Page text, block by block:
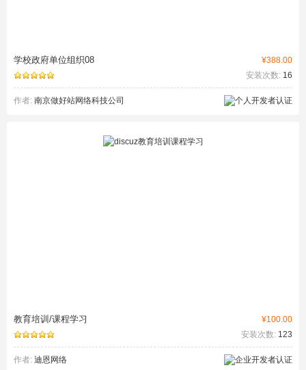
¥388.00
学校政府单位组织08
安装次数: 16
作者: 南京做好站网络科技公司
¥100.00
教育培训/课程学习
安装次数: 123
作者: 迪恩网络